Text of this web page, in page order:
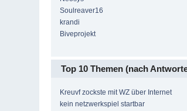
Soulreaver16
krandi
Biveprojekt
Top 10 Themen (nach
Kreuvf zockste mit WZ über Internet
kein netzwerkspiel startbar